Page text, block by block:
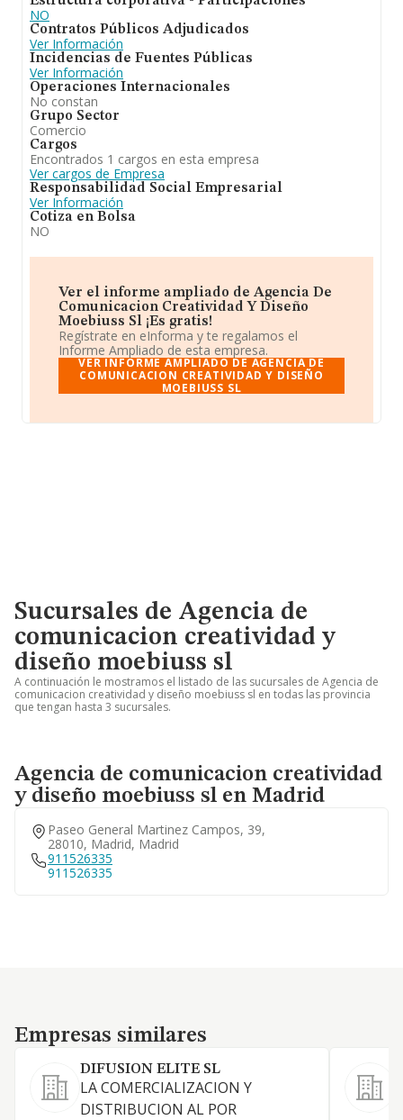
NO
Contratos Públicos Adjudicados
Ver Información
Incidencias de Fuentes Públicas
Ver Información
Operaciones Internacionales
No constan
Grupo Sector
Comercio
Cargos
Encontrados 1 cargos en esta empresa
Ver cargos de Empresa
Responsabilidad Social Empresarial
Ver Información
Cotiza en Bolsa
NO
Ver el informe ampliado de Agencia De
Comunicacion Creatividad Y Diseño
Moebiuss Sl ¡Es gratis!
Regístrate en eInforma y te regalamos el
Informe Ampliado de esta empresa.
VER INFORME AMPLIADO DE AGENCIA DE
COMUNICACION CREATIVIDAD Y DISEÑO
MOEBIUSS SL
Sucursales de Agencia de
comunicacion creatividad y
diseño moebiuss sl
A continuación le mostramos el listado de las sucursales de Agencia de
comunicacion creatividad y diseño moebiuss sl en todas las provincia
que tengan hasta 3 sucursales.
Agencia de comunicacion creatividad
y diseño moebiuss sl en Madrid
Paseo General Martinez Campos, 39,
28010, Madrid, Madrid
911526335
911526335
Empresas similares
Empresas similares
DIFUSION ELITE SL
LA COMERCIALIZACION Y
DISTRIBUCION AL POR